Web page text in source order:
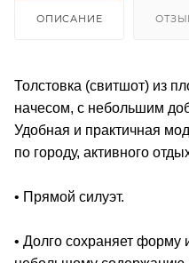
ОПИСАНИЕ
Толстовка (свитшот) из
начесом, с небольшим
Удобная и практичная
по городу, активного
• Прямой силуэт.
• Долго сохраняет форму